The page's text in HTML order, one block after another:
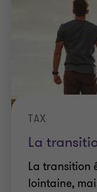
La
TAX
La transition
lointaine,